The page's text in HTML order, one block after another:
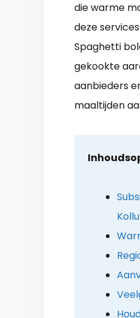
die warme
deze
Spaghetti
gekookte
aanbieders
maaltijden